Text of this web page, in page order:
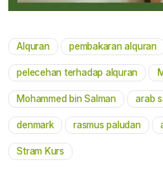
Alquran pembakaran alquran
pelecehan terhadap alquran
Mohammed bin Salman arab
denmark rasmus paludan
Stram Kurs